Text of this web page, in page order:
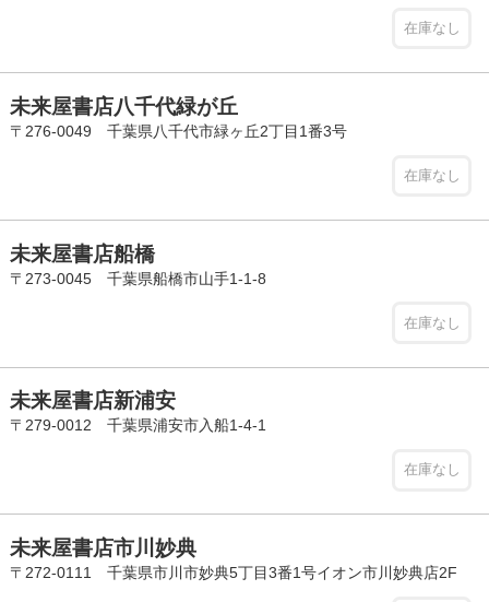
在庫なし
未来屋書店八千代緑が丘
〒276-0049 千葉県八千代市緑ヶ丘2丁目1番3号
在庫なし
未来屋書店船橋
〒273-0045 千葉県船橋市山手1-1-8
在庫なし
未来屋書店新浦安
〒279-0012 千葉県浦安市入船1-4-1
在庫なし
未来屋書店市川妙典
〒272-0111 千葉県市川市妙典5丁目3番1号イオン市川妙典店2F